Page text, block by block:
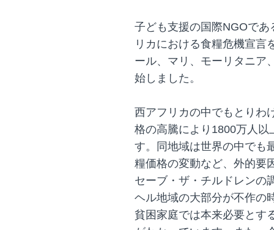
子ども支援の国際NGOで
リカにおける食糧危機宣言
ール、マリ、モーリタニア
始しました。
西アフリカの中でもとりわ
格の高騰により1800万人
す。同地域は世界の中でも
糧価格の変動など、外的要
セーブ・ザ・チルドレンの
ヘル地域の大部分が不作の
貧困家庭では本来必要とす